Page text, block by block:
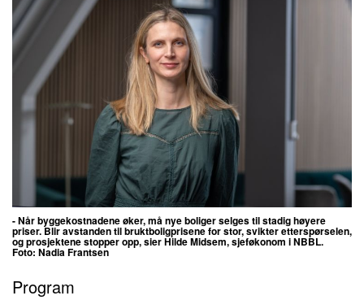
- Når byggekostnadene øker, må nye boliger selges til stadig høyere
priser. Blir avstanden til bruktboligprisene for stor, svikter etterspørselen,
og prosjektene stopper opp, sier Hilde Midsem, sjeføkonom i NBBL.
Foto: Nadia Frantsen
Program